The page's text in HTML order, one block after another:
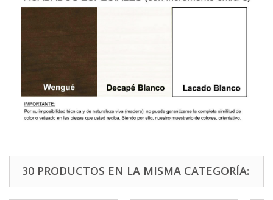
30 PRODUCTOS EN LA MISMA CATEGORÍA: